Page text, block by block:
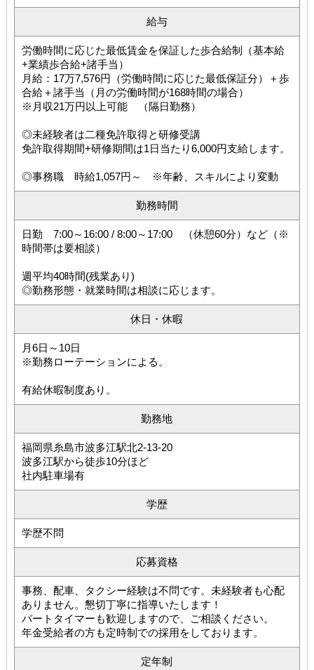
給与
労働時間に応じた最低賃金を保証した歩合給制（基本給
+業績歩合給+諸手当）
月給：17万7,576円（労働時間に応じた最低保証分）＋歩
合給＋諸手当（月の労働時間が168時間の場合）
※月収21万円以上可能 （隔日勤務）
◎未経験者は二種免許取得と研修受講
免許取得期間+研修期間は1日当たり6,000円支給します。
◎事務職 時給1,057円～ ※年齢、スキルにより変動
勤務時間
日勤 7:00～16:00 / 8:00～17:00 （休憩60分）など（※
時間帯は要相談）
週平均40時間(残業あり)
◎勤務形態・就業時間は相談に応じます。
休日・休暇
月6日～10日
※勤務ローテーションによる。
有給休暇制度あり。
勤務地
福岡県糸島市波多江駅北2-13-20
波多江駅から徒歩10分ほど
社内駐車場有
学歴
学歴不問
応募資格
事務、配車、タクシー経験は不問です。未経験者も心配
ありません。懇切丁寧に指導いたします！
パートタイマーも歓迎しますので、ご相談ください。
年金受給者の方も定時制での採用をしております。
定年制